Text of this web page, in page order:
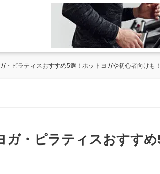
・ピラティスおすすめ5選！ホットヨガや初心者向けも！
ガ・ピラティスおすす